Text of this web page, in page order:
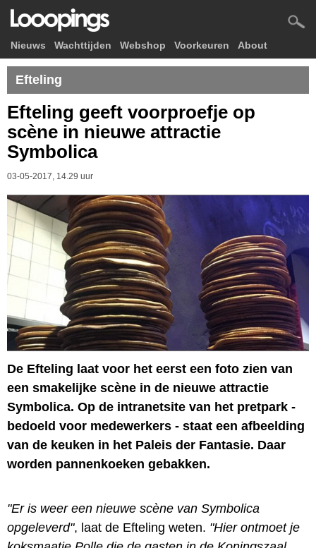
Nieuws Wachttijden Webshop Voorkeuren About
Efteling
Efteling geeft voorproefje op
scène in nieuwe attractie
Symbolica
03-05-2017, 14.29 uur
De Efteling laat voor het eerst een foto zien van
een smakelijke scène in de nieuwe attractie
Symbolica. Op de intranetsite van het pretpark -
bedoeld voor medewerkers - staat een afbeelding
van de keuken in het Paleis der Fantasie. Daar
worden pannenkoeken gebakken.
"Er is weer een nieuwe scène van Symbolica
opgeleverd", laat de Efteling weten. "Hier ontmoet je